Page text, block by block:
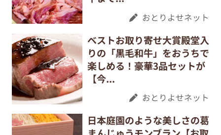
おとりよせネット
ベストお取り寄せ大賞殿堂入
りの「黒毛和牛」をおうちで
楽しめる！豪華3品セットが
【今...
おとりよせネット
日本庭園のような美しさの葛